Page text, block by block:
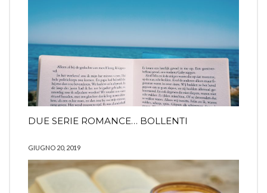
DUE SERIE ROMANCE… BOLLENTI
GIUGNO 20, 2019